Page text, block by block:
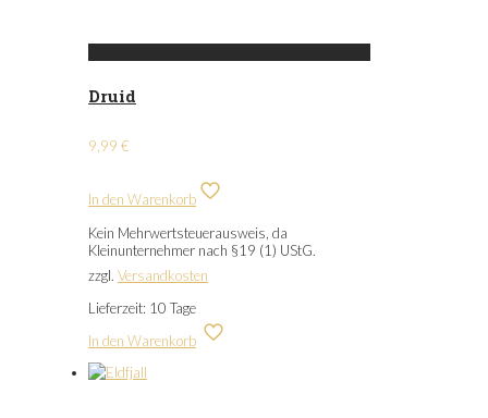
Druid
9,99 €
In den Warenkorb
Kein Mehrwertsteuerausweis, da
Kleinunternehmer nach §19 (1) UStG.
zzgl. Versandkosten
Lieferzeit: 10 Tage
In den Warenkorb